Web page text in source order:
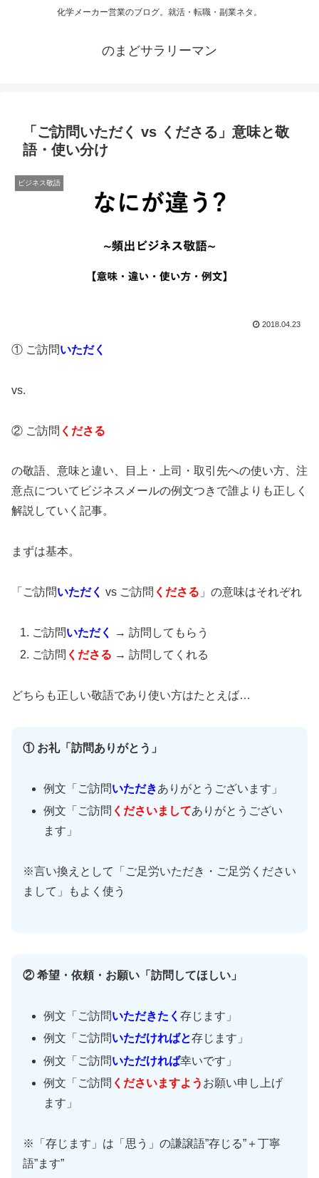
化学メーカー営業のブログ。就活・転職・副業ネタ。
のまどサラリーマン
「ご訪問いただく vs くださる」意味と敬
語・使い分け
ビジネス敬語
2018.04.23
① ご訪問いただく
vs.
② ご訪問 くださる
の敬語、意味と違い、目上・上司・取引先への使い方、注
意点についてビジネスメールの例文つきで誰よりも正しく
解説していく記事。
まずは基本。
「ご訪問いただく vs ご訪問 くださる 」の意味はそれぞれ
ご訪問いただく
→ 訪問してもらう
ご訪問 くださる → 訪問してくれる
どちらも正しい敬語であり使い方はたとえば…
① お礼「訪問ありがとう」
例文「ご訪問いただきありがとうございます」
例文「ご訪問 くださいましてありがとうござい
ます」
※言い換えとして「ご足労いただき・ご足労ください
まして」もよく使う
② 希望・依頼・お願い「訪問してほしい」
例文「ご訪問いただきたく存じます」
例文「ご訪問いただければと存じます」
例文「ご訪問いただければ幸いです」
例文「ご訪問 くださいますよう お願い申し上げ
ます」
※「存じます」は「思う」の謙譲語”存じる”＋丁寧
語”ます”